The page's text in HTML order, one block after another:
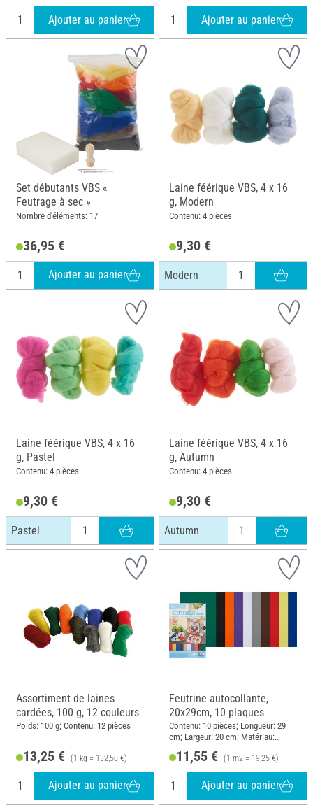
Ajouter au panier Ajouter au panier
Set débutants VBS «
Feutrage à sec »
Nombre d'éléments: 17
36,95 €
Ajouter au panier
Laine féérique VBS, 4 x 16
g, Modern
Contenu: 4 pièces
9,30 €
Modern
Laine féérique VBS, 4 x 16
g, Pastel
Contenu: 4 pièces
9,30 €
Pastel
Laine féérique VBS, 4 x 16
g, Autumn
Contenu: 4 pièces
9,30 €
Autumn
Assortiment de laines
cardées, 100 g, 12 couleurs
Poids: 100 g; Contenu: 12 pièces
13,25 € (1 kg = 132,50 €)
Ajouter au panier
Feutrine autocollante,
20x29cm, 10 plaques
Contenu: 10 pièces; Longueur: 29
cm; Largeur: 20 cm; Matériau:
11,55 € (1 m2 = 19,25 €)
Ajouter au panier